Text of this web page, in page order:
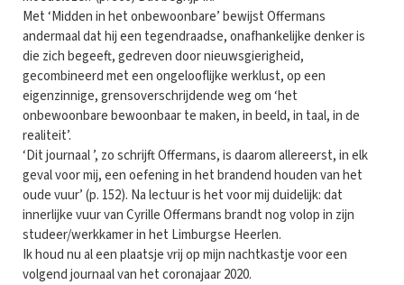
Met ‘Midden in het onbewoonbare’ bewijst Offermans
andermaal dat hij een tegendraadse, onafhankelijke denker is
die zich begeeft, gedreven door nieuwsgierigheid,
gecombineerd met een ongelooflijke werklust, op een
eigenzinnige, grensoverschrijdende weg om ‘het
onbewoonbare bewoonbaar te maken, in beeld, in taal, in de
realiteit’.
‘Dit journaal ’, zo schrijft Offermans, is daarom allereerst, in elk
geval voor mij, een oefening in het brandend houden van het
oude vuur’ (p. 152). Na lectuur is het voor mij duidelijk: dat
innerlijke vuur van Cyrille Offermans brandt nog volop in zijn
studeer/werkkamer in het Limburgse Heerlen.
Ik houd nu al een plaatsje vrij op mijn nachtkastje voor een
volgend journaal van het coronajaar 2020.